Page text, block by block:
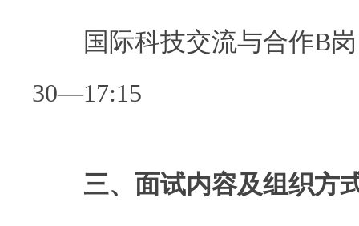
国际科技交流与合作B岗
30—17:15
三、面试内容及组织方